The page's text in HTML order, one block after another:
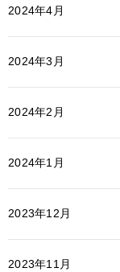
2024年4月
2024年3月
2024年2月
2024年1月
2023年12月
2023年11月